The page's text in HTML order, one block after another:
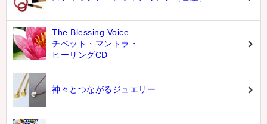
The Blessing Voice
チベット・マントラ・
ヒーリングCD
神々とつながるジュエリー